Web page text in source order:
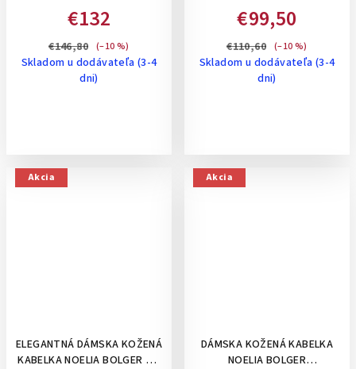
RAMIENKOM, VNÚTORNÝMI
PRIEHRADKAMI- HNEDÁ
€132
€146,80 (–10 %)
Skladom u dodávateľa (3-4
dni)
WHITE - BEŽOVÁ
€99,50
€110,60 (–10 %)
Skladom u dodávateľa (3-4
dni)
Akcia
ELEGANTNÁ DÁMSKA KOŽENÁ
KABELKA NOELIA BOLGER SO
Akcia
DÁMSKA KOŽENÁ KABELKA
NOELIA BOLGER